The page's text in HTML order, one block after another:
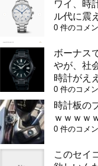
ワイ、時
ル代に震
0 件のコメ
ボーナス
やが、社
時計がえ
0 件のコメ
時計板の
ｗｗｗｗ
0 件のコメ
このセイ